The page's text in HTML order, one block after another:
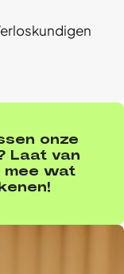
onze
Laat van
mee wat